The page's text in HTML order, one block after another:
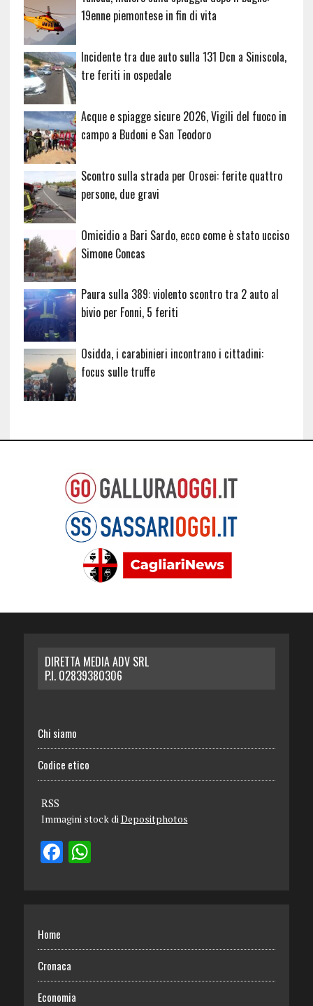
19enne piemontese in fin di vita
Incidente tra due auto sulla 131 Dcn a Siniscola,
tre feriti in ospedale
Acque e spiagge sicure 2026, Vigili del fuoco in
campo a Budoni e San Teodoro
Scontro sulla strada per Orosei: ferite quattro
persone, due gravi
Omicidio a Bari Sardo, ecco come è stato ucciso
Simone Concas
Paura sulla 389: violento scontro tra 2 auto al
bivio per Fonni, 5 feriti
Osidda, i carabinieri incontrano i cittadini:
focus sulle truffe
DIRETTA MEDIA ADV SRL
P.I. 02839380306
Chi siamo
Codice etico
RSS
Immagini stock diDepositphotos
Home
Cronaca
Economia